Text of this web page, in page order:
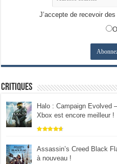
J’accepte de recevoir
Critiques
Halo : Campaign Evolved
Xbox est encore meilleur !
Assassin’s Creed Black
à nouveau !